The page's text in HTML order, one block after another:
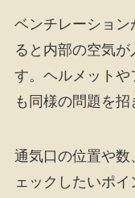
ベンチレーショ
ると内部の空気
す。ヘルメット
も同様の問題を招
通気口の位置や
ェックしたいポ